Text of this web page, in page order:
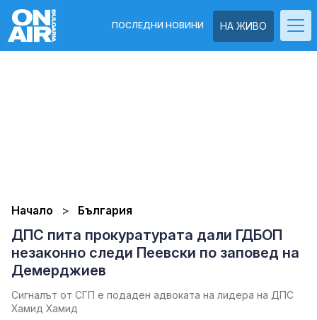
НА ЖИВО
ПОСЛЕДНИ НОВИНИ
Начало България
ДПС пита прокуратурата дали ГДБОП
незаконно следи Пеевски по заповед на
Демерджиев
Сигналът от СГП е подаден адвоката на лидера на ДПС
Хамид Хамид